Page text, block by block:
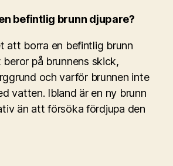
befintlig brunn djupare?
att borra en befintlig brunn
beror på brunnens skick,
och varför brunnen inte
vatten. Ibland är en ny brunn
än att försöka fördjupa den